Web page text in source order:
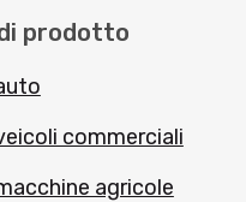
prodotto
commerciali
agricole